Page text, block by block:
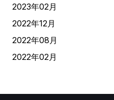
2023年02月
2022年12月
2022年08月
2022年02月